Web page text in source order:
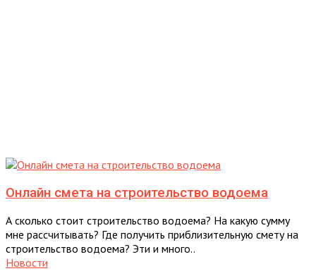
Онлайн смета на строительство водоема
А сколько стоит строительство водоема? На какую сумму
мне рассчитывать? Где получить приблизительную смету на
строительство водоема? Эти и много..
Новости